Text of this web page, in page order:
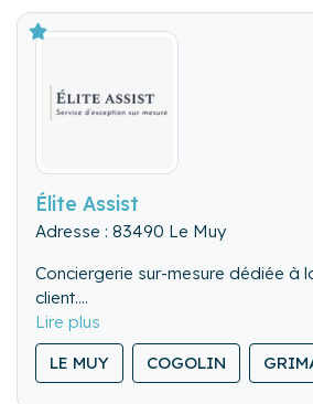
Élite Assist
Adresse : 83490 Le Muy
Conciergerie sur-mesure dédiée à
client.
Je propose un accompagnement
des prestations complètes :
voyageurs en personne (check-in
LE MUY COGOLIN